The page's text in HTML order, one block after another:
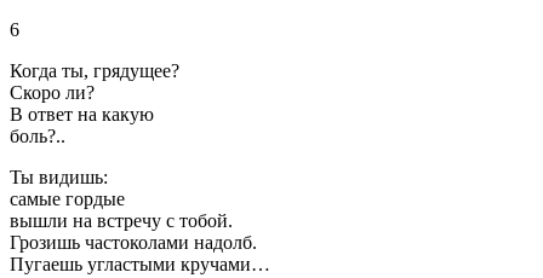
6
Когда ты, грядущее?
Скоро ли?
В ответ на какую
боль?..
Ты видишь:
самые гордые
вышли на встречу с тобой.
Грозишь частоколами надолб.
Пугаешь угластыми кручами…